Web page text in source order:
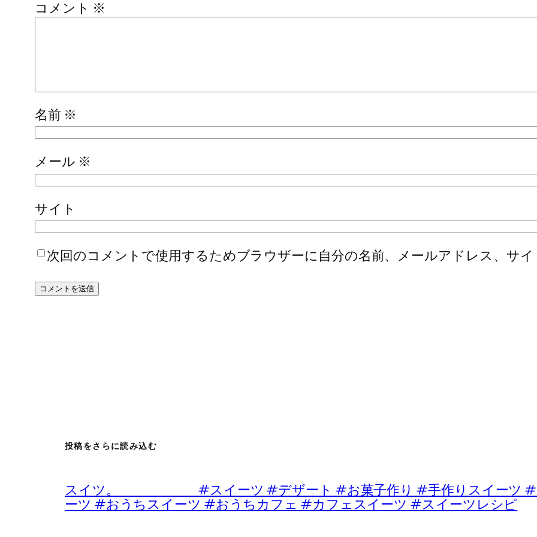
コメント ※
名前 ※
メール ※
サイト
次回のコメントで使用するためブラウザーに自分の名前、メールアドレス、サイ
投稿をさらに読み込む
スイツ。 #スイーツ #デザート #お菓子作り #手作りスイーツ #簡
ーツ #おうちスイーツ #おうちカフェ #カフェスイーツ #スイーツレシピ